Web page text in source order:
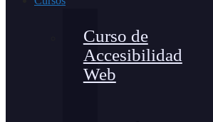
Curso de
Accesibilidad
Web